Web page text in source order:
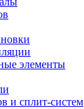
элементы
и сплит-систем